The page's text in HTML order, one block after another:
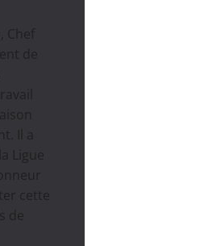
Chef
de
Il a
Ligue
cette
de